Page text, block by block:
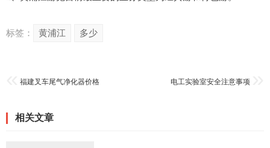
标签： 黄浦江 多少
福建叉车尾气净化器价格 电工实验室安全注意事项
相关文章